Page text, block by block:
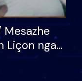
Liçon nga
meritoj…